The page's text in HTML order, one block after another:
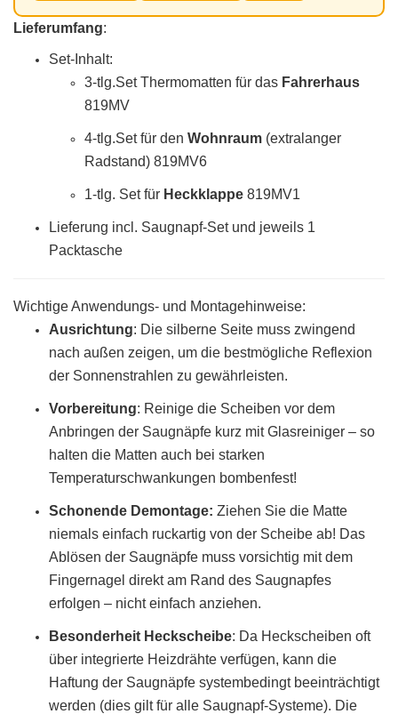
Lieferumfang:
Set-Inhalt:
3-tlg.Set Thermomatten für das Fahrerhaus
819MV
4-tlg.Set für den Wohnraum (extralanger
Radstand) 819MV6
1-tlg. Set für Heckklappe 819MV1
Lieferung incl. Saugnapf-Set und jeweils 1
Packtasche
Wichtige Anwendungs- und Montagehinweise:
Ausrichtung: Die silberne Seite muss zwingend
nach außen zeigen, um die bestmögliche Reflexion
der Sonnenstrahlen zu gewährleisten.
Vorbereitung: Reinige die Scheiben vor dem
Anbringen der Saugnäpfe kurz mit Glasreiniger – so
halten die Matten auch bei starken
Temperaturschwankungen bombenfest!
Schonende Demontage: Ziehen Sie die Matte
niemals einfach ruckartig von der Scheibe ab! Das
Ablösen der Saugnäpfe muss vorsichtig mit dem
Fingernagel direkt am Rand des Saugnapfes
erfolgen – nicht einfach anziehen.
Besonderheit Heckscheibe: Da Heckscheiben oft
über integrierte Heizdrähte verfügen, kann die
Haftung der Saugnäpfe systembedingt beeinträchtigt
werden (dies gilt für alle Saugnapf-Systeme). Die